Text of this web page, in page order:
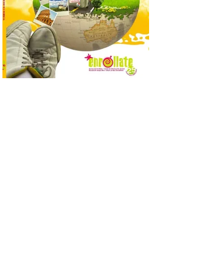
Se trata de un visor web
que permite conocer la
posición exacta del Sol y
así localizar el lugar ideal
para observar el eclipse
solar del 12 de agosto de 2026 sin
obstáculos. El visor es una herramienta a
la […]